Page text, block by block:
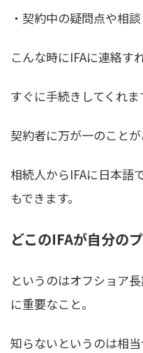
・契約中の疑問点や相談
こんな時にIFAに連絡すれ
すぐに手続きしてくれま
契約者に万が一のことが
相続人からIFAに日本語
もできます。
どこのIFAが自分の
というのはオフショア
に重要なこと。
知らないというのは相当